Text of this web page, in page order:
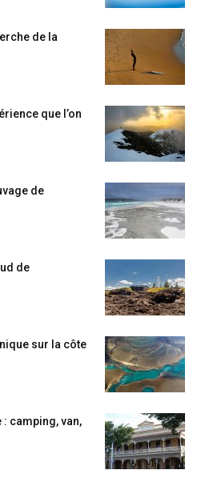
de la
que l’on
de
de
sur la côte
camping, van,